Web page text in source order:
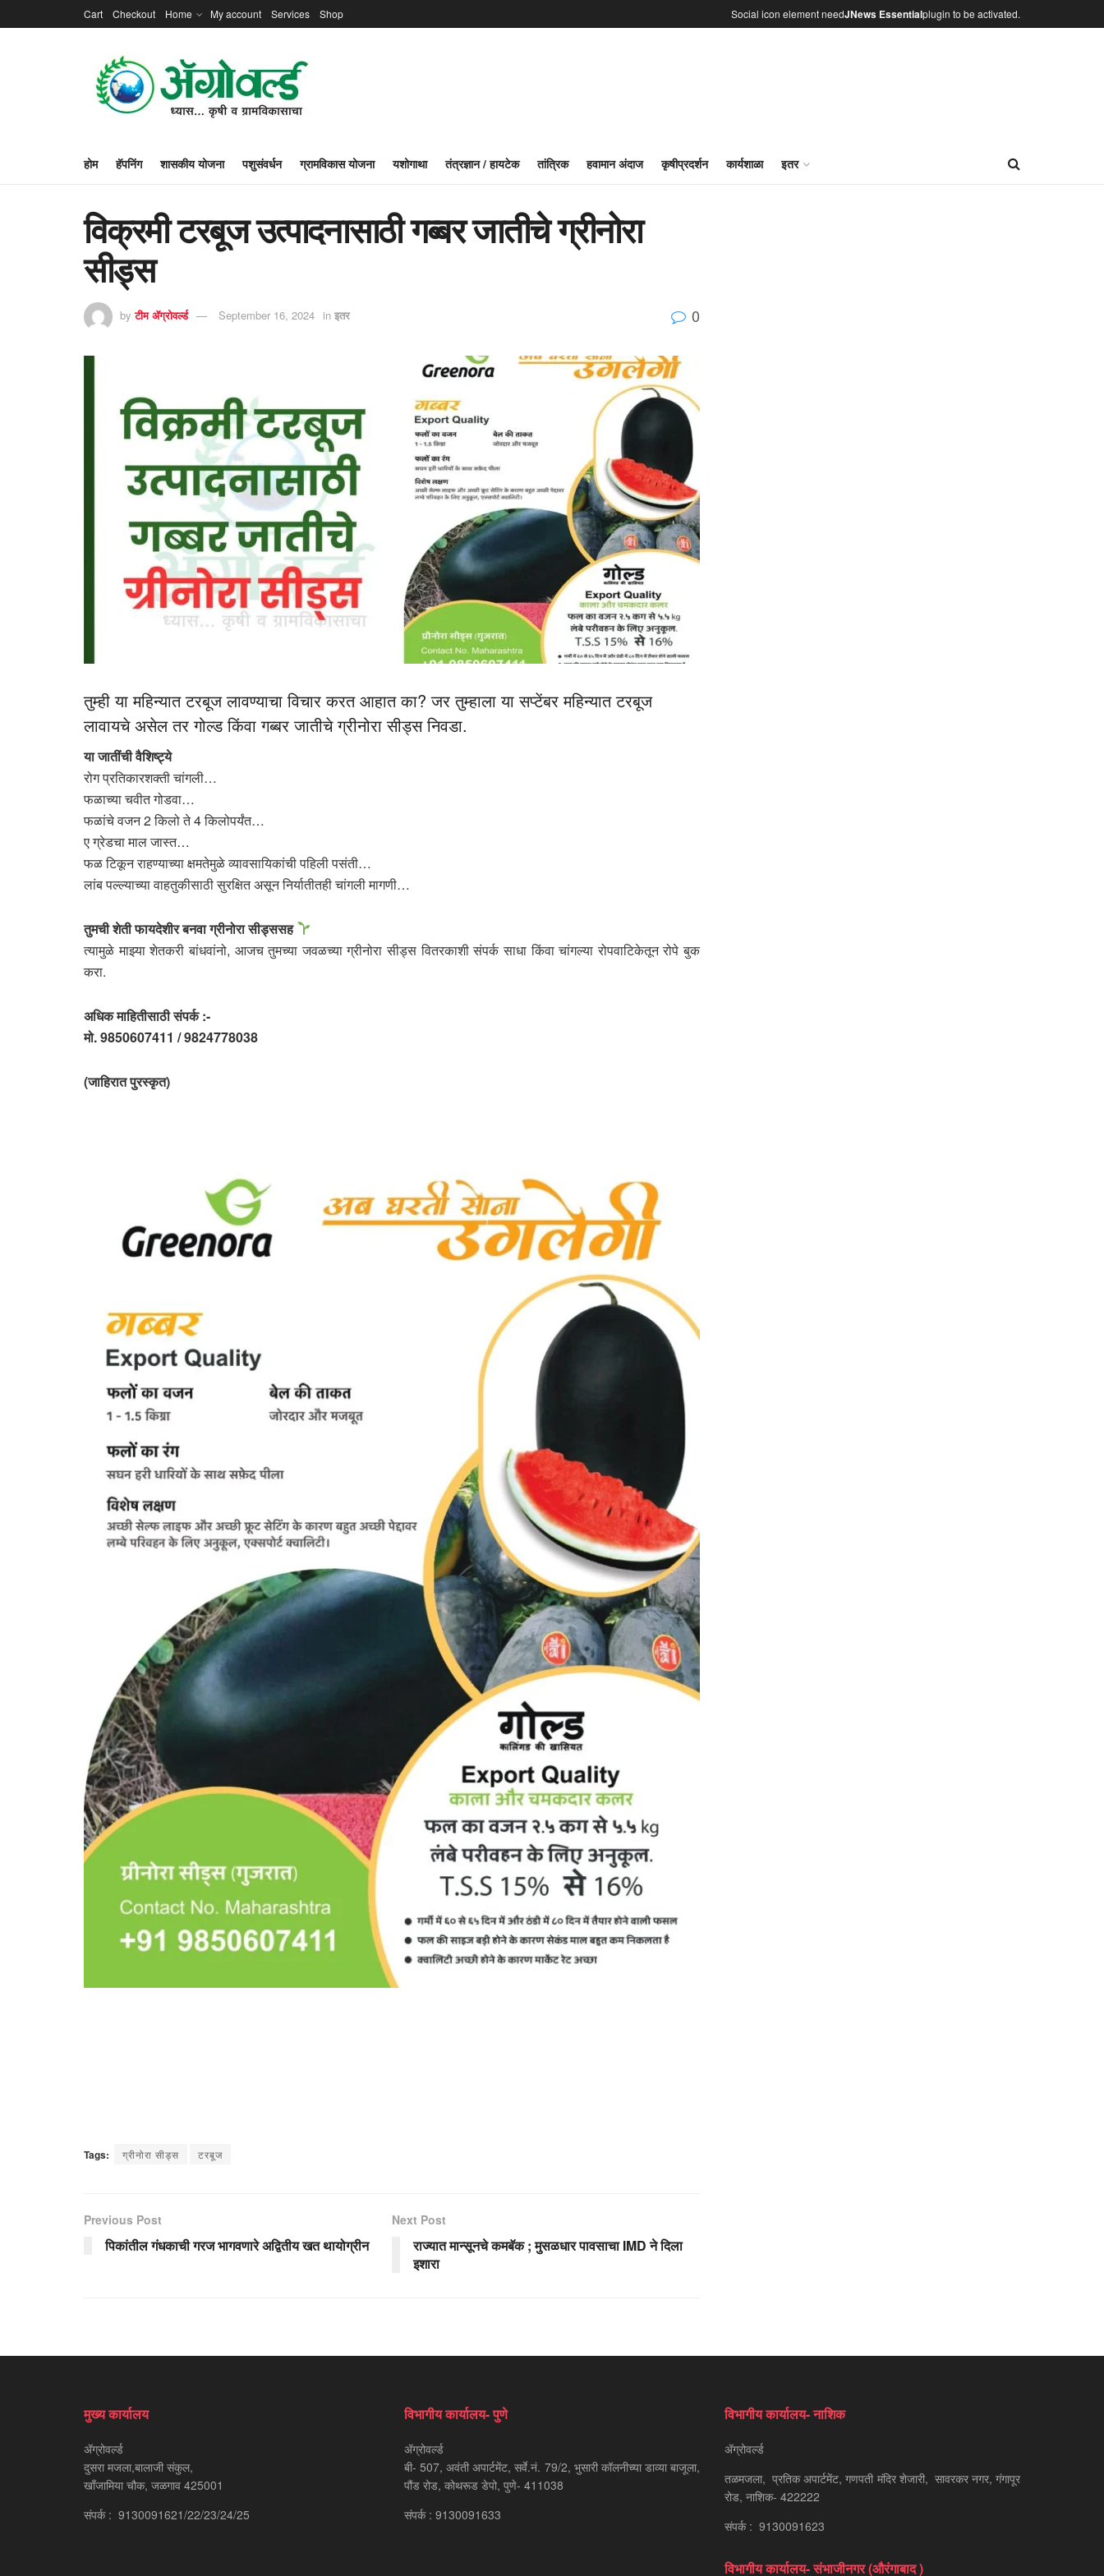
Cart Checkout Home My account Services Shop Social icon element needJNews Essentialplugin to be activated.
होम हॅपनिंग शासकीय योजना पशुसंवर्धन ग्रामविकास योजना यशोगाथा तंत्रज्ञान / हायटेक तांत्रिक हवामान अंदाज कृषीप्रदर्शन कार्यशाळा इतर
विक्रमी टरबूज उत्पादनासाठी गब्बर जातीचे ग्रीनोरा
सीड्स
by टीम ॲग्रोवर्ल्ड September 16, 2024 in इतर 0
तुम्ही या महिन्यात टरबूज लावण्याचा विचार करत आहात का? जर तुम्हाला या सप्टेंबर महिन्यात टरबूज
लावायचे असेल तर गोल्ड किंवा गब्बर जातीचे ग्रीनोरा सीड्स निवडा.
या जातींची वैशिष्ट्ये
रोग प्रतिकारशक्ती चांगली…
फळाच्या चवीत गोडवा…
फळांचे वजन 2 किलो ते 4 किलोपर्यंत…
ए ग्रेडचा माल जास्त…
फळ टिकून राहण्याच्या क्षमतेमुळे व्यावसायिकांची पहिली पसंती…
लांब पल्ल्याच्या वाहतुकीसाठी सुरक्षित असून निर्यातीतही चांगली मागणी…
तुमची शेती फायदेशीर बनवा ग्रीनोरा सीड्ससह
त्यामुळे माझ्या शेतकरी बांधवांनो, आजच तुमच्या जवळच्या ग्रीनोरा सीड्स वितरकाशी संपर्क साधा किंवा चांगल्या रोपवाटिकेतून रोपे बुक
करा.
अधिक माहितीसाठी संपर्क :-
मो. 9850607411 / 9824778038
(जाहिरात पुरस्कृत)
Tags: ग्रीनोरा सीड्स टरबूज
Previous Post
पिकांतील गंधकाची गरज भागवणारे अद्वितीय खत थायोग्रीन
Next Post
राज्यात मान्सूनचे कमबॅक ; मुसळधार पावसाचा IMD ने दिला
इशारा
मुख्य कार्यालय
ॲग्रोवर्ल्ड
दुसरा मजला,बालाजी संकुल,
खाँजामिया चौक, जळगाव 425001
संपर्क : 9130091621/22/23/24/25
विभागीय कार्यालय- पुणे
ॲग्रोवर्ल्ड
बी- 507, अवंती अपार्टमेंट, सर्वे.नं. 79/2, भुसारी कॉलनीच्या डाव्या बाजूला,
पौंड रोड, कोथरूड डेपो, पुणे- 411038
संपर्क : 9130091633
विभागीय कार्यालय- नाशिक
ॲग्रोवर्ल्ड
तळमजला, प्रतिक अपार्टमेंट, गणपती मंदिर शेजारी, सावरकर नगर, गंगापूर
रोड, नाशिक- 422222
संपर्क : 9130091623
विभागीय कार्यालय- संभाजीनगर (औरंगाबाद )